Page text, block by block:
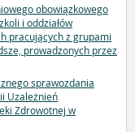
obowiązkowego
i oddziałów
pracujących z grupami
prowadzonych przez
sprawozdania
Uzależnień
Zdrowotnej w